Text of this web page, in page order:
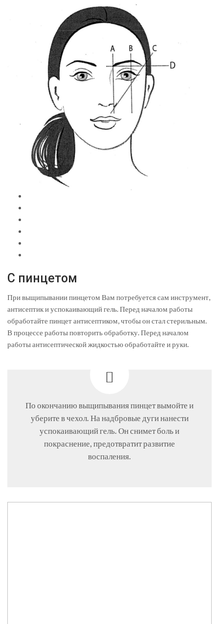
С пинцетом
При выщипывании пинцетом Вам потребуется сам инструмент,
антисептик и успокаивающий гель. Перед началом работы
обработайте пинцет антисептиком, чтобы он стал стерильным.
В процессе работы повторить обработку. Перед началом
работы антисептической жидкостью обработайте и руки.
По окончанию выщипывания пинцет вымойте и
уберите в чехол. На надбровые дуги нанести
успокаивающий гель. Он снимет боль и
покраснение, предотвратит развитие
воспаления.